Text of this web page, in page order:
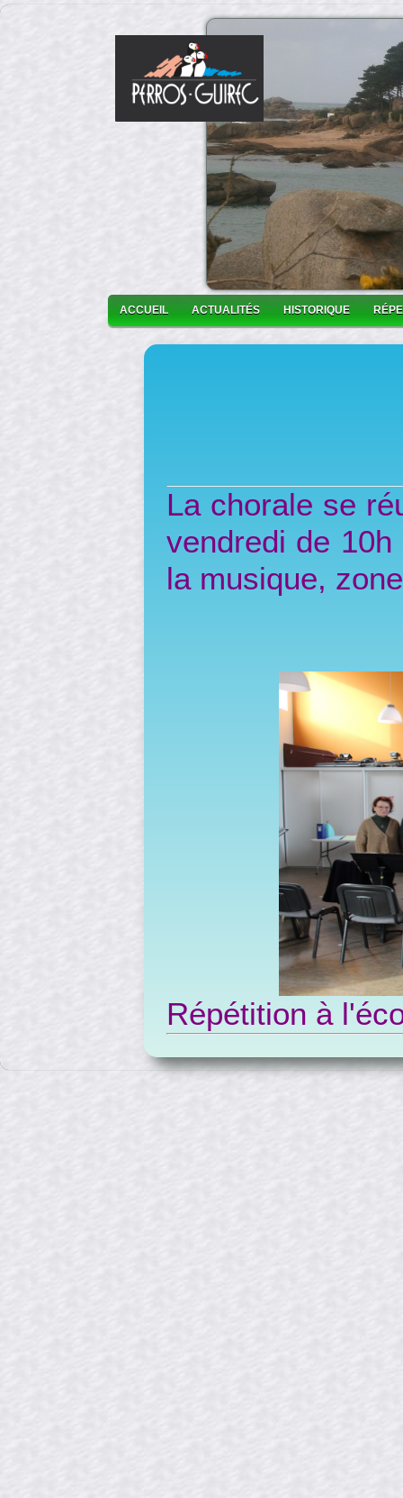
ACCUEIL ACTUALITÉS HISTORIQUE
La chorale se
vendredi de
la musique,
Répétition à